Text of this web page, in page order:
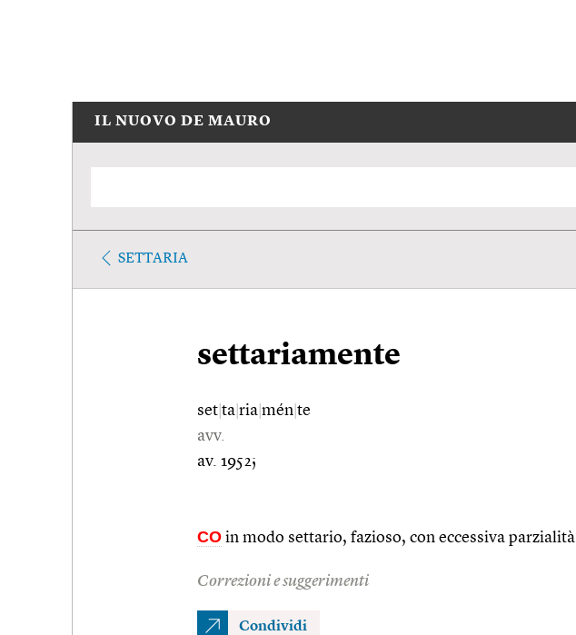
IL NUOVO DE MAURO
SETTARIA
settariamente
set ta ria mén te
avv.
av. 1952;
CO in modo settario, fazioso, con eccessiva parzialità
Correzioni e suggerimenti
Condividi